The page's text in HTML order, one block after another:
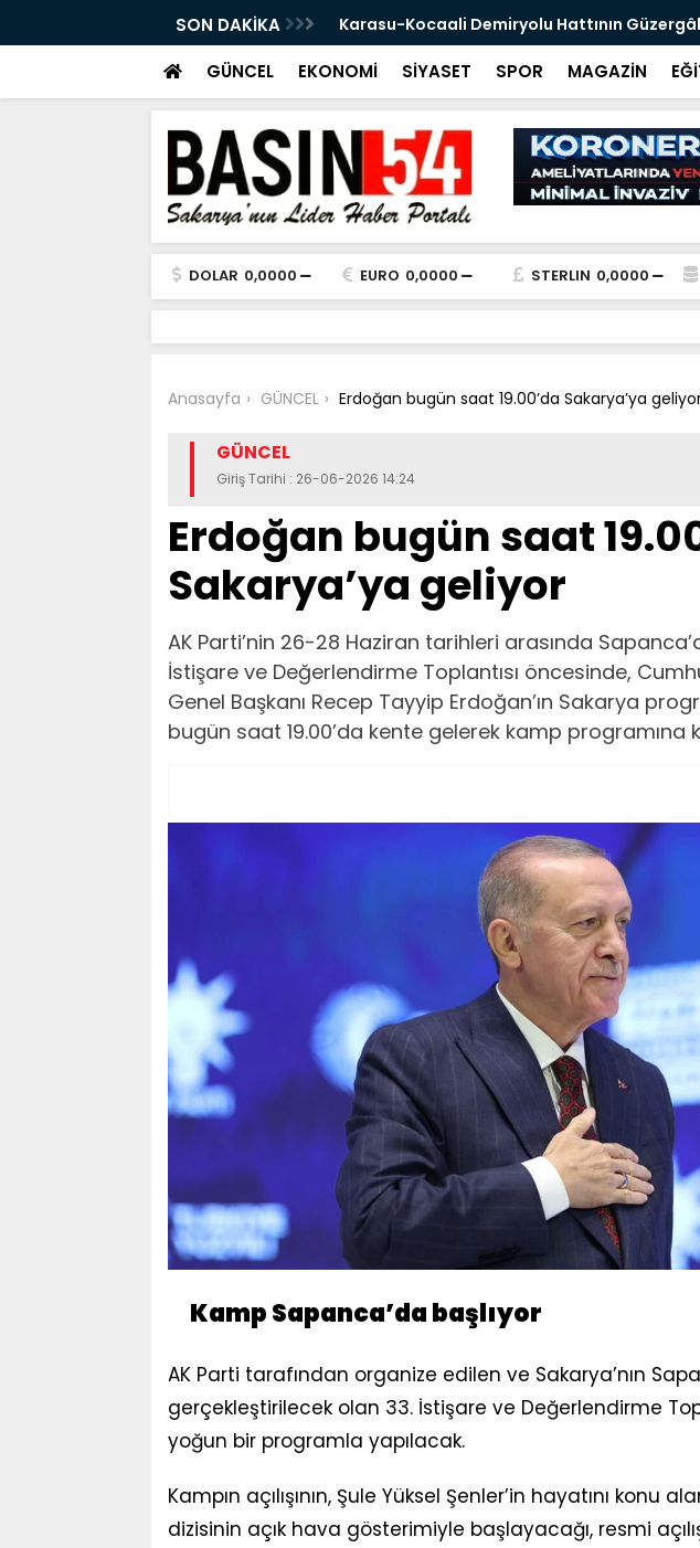
SON DAKİKA
Güzergâhı Ortaya Çıktı! 11 Tünel, Eski Sakaryasporlu İsim, Real Madrid'in
GÜNCEL EKONOMİ SİYASET SPOR MAGAZİN
DOLAR 0,0000 EURO 0,0000 STERLIN 0,0000
Anasayfa GÜNCEL Erdoğan bugün saat 19.00’da Sakarya’ya
GÜNCEL
Giriş Tarihi : 26-06-2026 14:24
Erdoğan bugün saat
Sakarya’ya geliyor
AK Parti’nin 26-28 Haziran tarihleri arasında
İstişare ve Değerlendirme Toplantısı öncesinde,
Genel Başkanı Recep Tayyip Erdoğan’ın Sakarya
bugün saat 19.00’da kente gelerek kamp programına
Kamp Sapanca’da başlıyor
AK Parti tarafından organize edilen ve Sakarya’nın
gerçekleştirilecek olan 33. İstişare ve Değerlendirme
yoğun bir programla yapılacak.
Kampın açılışının, Şule Yüksel Şenler’in hayatını konu
dizisinin açık hava gösterimiyle başlayacağı, resmi